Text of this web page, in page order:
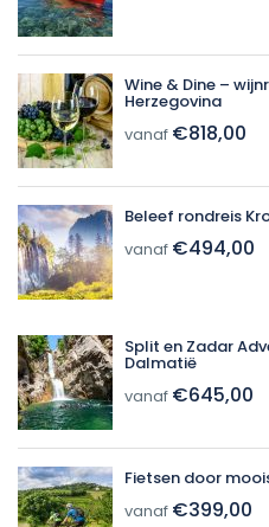
Wine & Dine –
Herzegovina
vanaf €818,00
Beleef rondreis
vanaf €494,00
Split en Zadar
Dalmatië
vanaf €645,00
Fietsen door
vanaf €399,00